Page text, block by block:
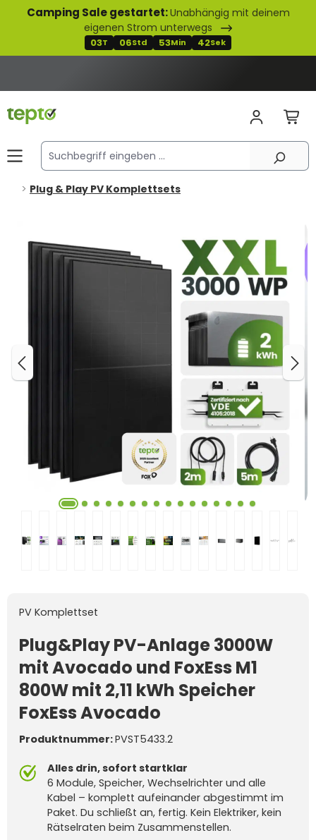
springen
Camping Sale gestartet:Unabhängig mit deinem
eigenen Strom unterwegs
03T 06Std 53Min 40Sek
Plug & Play PV Komplettsets
PV Komplettset
Plug&Play PV-Anlage 3000W
mit Avocado und FoxEss M1
800W mit 2,11 kWh Speicher
FoxEss Avocado
Produktnummer:PVST5433.2
Alles drin, sofort startklar
6 Module, Speicher, Wechselrichter und alle
Kabel – komplett aufeinander abgestimmt im
Paket. Du schließt an, fertig. Kein Elektriker, kein
Rätselraten beim Zusammenstellen.